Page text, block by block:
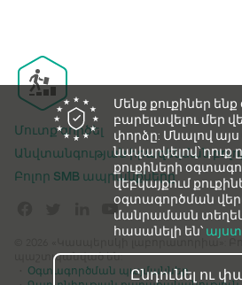
Մուտք գործել
Անվտանգության իրազեկման
Բոլոր SMB ապրանքները
© 2026 «Կասպերսկի լաբորատորիա»:
պաշտպանված են:
Օգտագործման պայմաններ
Մենք քուքիներ
բարելավելու մեր
փորձը: Մնալով այս
նավարկելով՝ դուք
քուքիների
վեբկայքում
օգտագործման
մանրամասն
հասանելի են՝
Ընդունել ու